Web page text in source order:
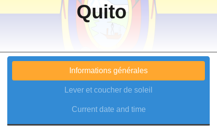
Quito
Informations générales
Lever et coucher de soleil
Current date and time